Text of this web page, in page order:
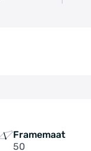
Framemaat
50